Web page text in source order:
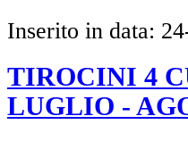
Inserito in data:
TIROCINI 4
LUGLIO -